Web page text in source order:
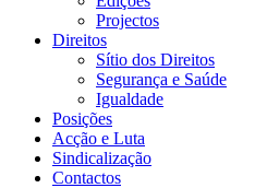
Projectos
Direitos
Sítio dos Direitos
Segurança e Saúde
Igualdade
Posições
Acção e Luta
Sindicalização
Contactos